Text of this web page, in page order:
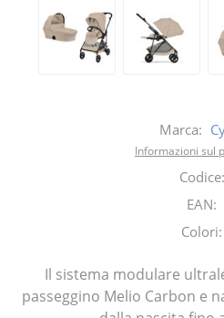
Marca:
Informazioni sul
Codice:
EAN:
Colori:
Il sistema modulare
passeggino Melio Carbon e